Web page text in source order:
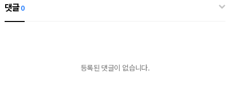
댓글0
등록된 댓글이 없습니다.